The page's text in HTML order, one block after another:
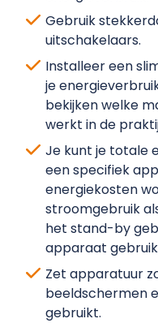
Gebruik
uitschakelaars.
Installeer een
je
bekijken welke
werkt in de
Je kunt je totale
een specifiek
energiekosten
stroomgebruik
het stand-by
apparaat
Zet apparatuur
beeldschermen
gebruikt.